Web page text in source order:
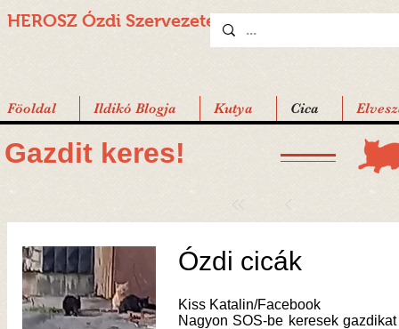
HEROSZ Ózdi Szervezete
Föoldal Ildikó Blogja Kutya Cica
Gazdit keres!
Ózdi cicák
Kiss Katalin/Facebook
Nagyon SOS-be keresek